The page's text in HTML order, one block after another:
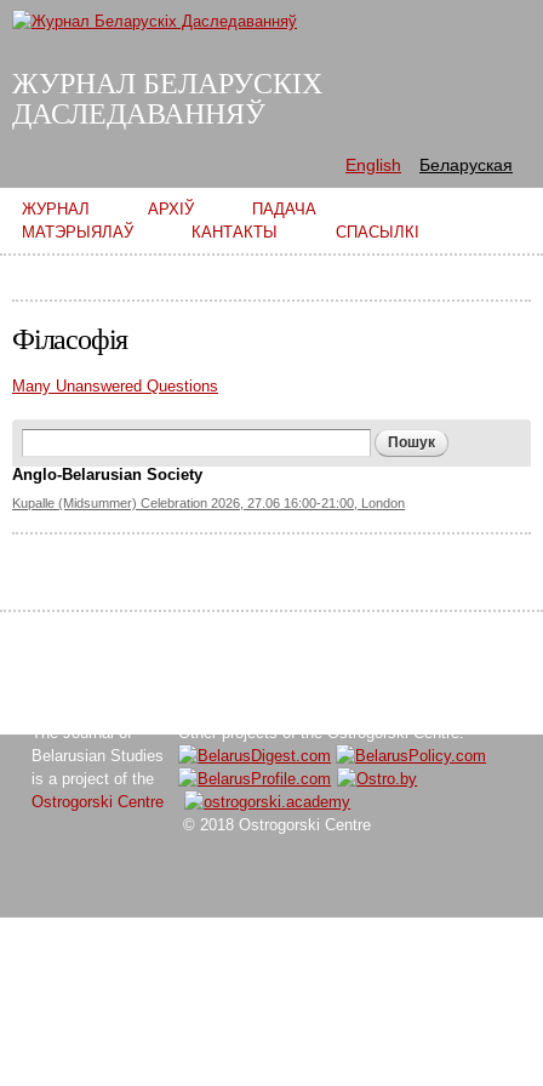
main
ЖУРНАЛ БЕЛАРУСКІХ
ДАСЛЕДАВАННЯЎ
English Беларуская
Main menu
ЖУРНАЛ АРХІЎ
ПАДАЧА
МАТЭРЫЯЛАЎ
КАНТАКТЫ СПАСЫЛКІ
Філасофія
Many Unanswered Questions
Search form
Anglo-Belarusian Society
Kupalle (Midsummer) Celebration 2026, 27.06 16:00-21:00, London
The Journal of
Belarusian Studies
is a project of the
Ostrogorski Centre
Other projects of the Ostrogorski Centre:
© 2018 Ostrogorski Centre